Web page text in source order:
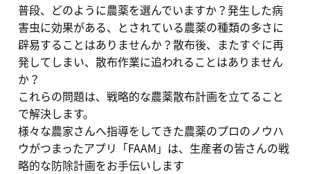
普段、どのように農薬を選んでいますか？発生した病
害虫に効果がある、とされている農薬の種類の多さに
辟易することはありませんか？散布後、またすぐに再
発してしまい、散布作業に追われることはありません
か？
これらの問題は、戦略的な農薬散布計画を立てること
で解決します。
様々な農家さんへ指導をしてきた農薬のプロのノウハ
ウがつまったアプリ「FAAM」は、生産者の皆さんの戦
略的な防除計画をお手伝いします